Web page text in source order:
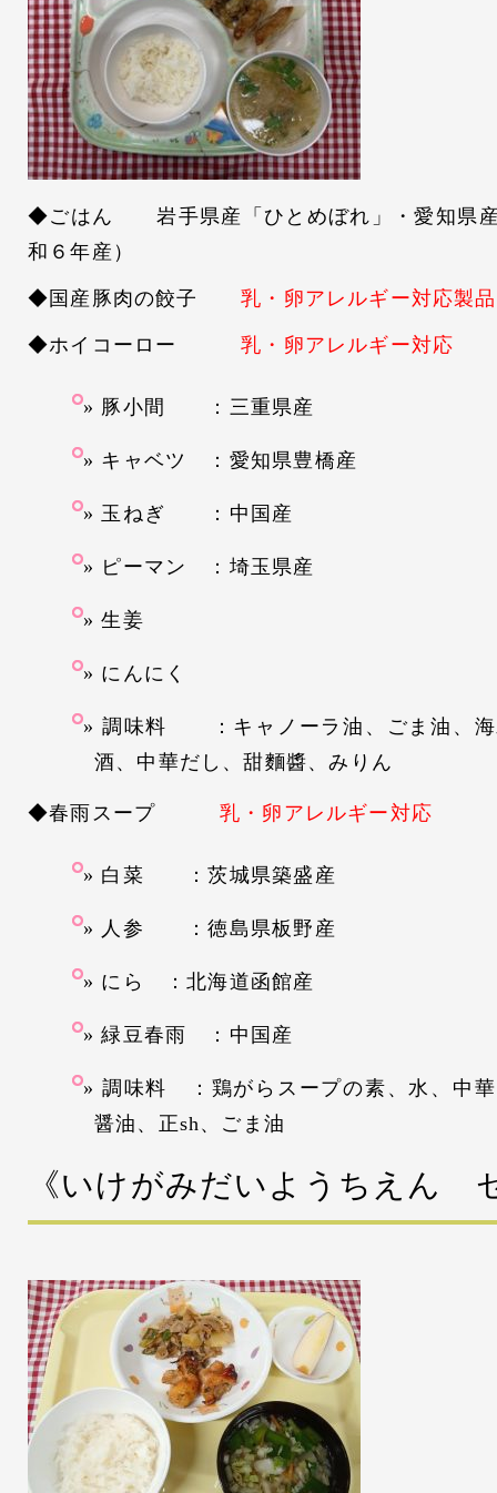
◆ごはん 岩手県産「ひとめぼれ」・愛知県産
和６年産）
◆国産豚肉の餃子乳・卵アレルギー対応製品
◆ホイコーロー乳・卵アレルギー対応
豚小間 ：三重県産
キャベツ ：愛知県豊橋産
玉ねぎ ：中国産
ピーマン ：埼玉県産
生姜
にんにく
調味料 ：キャノーラ油、ごま油、海
酒、中華だし、甜麵醬、みりん
◆春雨スープ 乳・卵アレルギー対応
白菜 ：茨城県築盛産
人参 ：徳島県板野産
にら ：北海道函館産
緑豆春雨 ：中国産
調味料 ：鶏がらスープの素、水、中
醤油、正sh、ごま油
《いけがみだいようちえん